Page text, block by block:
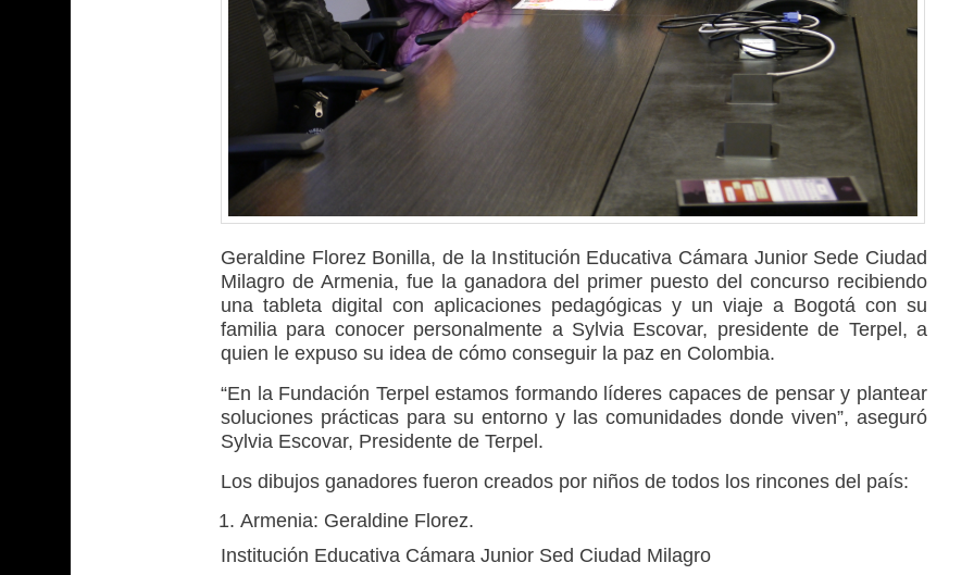
Geraldine Florez Bonilla, de la Institución Educativa Cámara Junior Sede Ciudad
Milagro de Armenia, fue la ganadora del primer puesto del concurso recibiendo
una tableta digital con aplicaciones pedagógicas y un viaje a Bogotá con su
familia para conocer personalmente a Sylvia Escovar, presidente de Terpel, a
quien le expuso su idea de cómo conseguir la paz en Colombia.
“En la Fundación Terpel estamos formando líderes capaces de pensar y plantear
soluciones prácticas para su entorno y las comunidades donde viven”, aseguró
Sylvia Escovar, Presidente de Terpel.
Los dibujos ganadores fueron creados por niños de todos los rincones del país:
Armenia: Geraldine Florez.
Institución Educativa Cámara Junior Sed Ciudad Milagro